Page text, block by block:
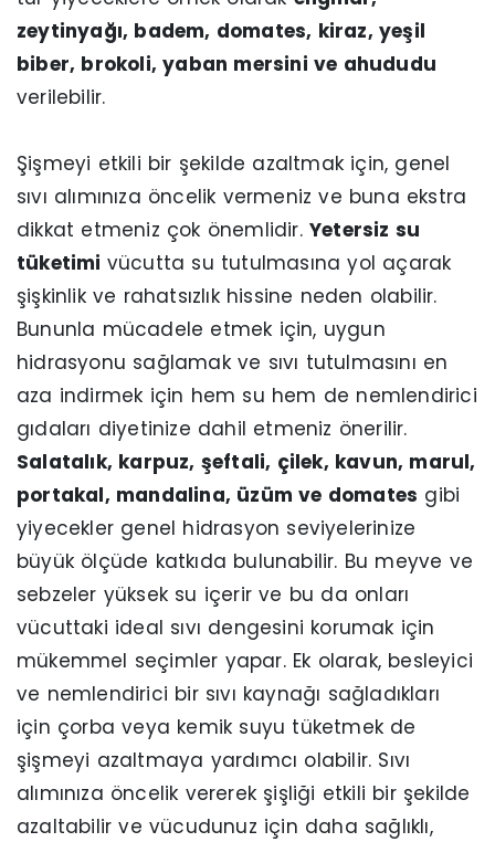
zeytinyağı, badem, domates, kiraz, yeşil
biber, brokoli, yaban mersini ve ahududu
verilebilir.
Şişmeyi etkili bir şekilde azaltmak için, genel
sıvı alımınıza öncelik vermeniz ve buna ekstra
dikkat etmeniz çok önemlidir. Yetersiz su
tüketimi vücutta su tutulmasına yol açarak
şişkinlik ve rahatsızlık hissine neden olabilir.
Bununla mücadele etmek için, uygun
hidrasyonu sağlamak ve sıvı tutulmasını en
aza indirmek için hem su hem de nemlendirici
gıdaları diyetinize dahil etmeniz önerilir.
Salatalık, karpuz, şeftali, çilek, kavun, marul,
portakal, mandalina, üzüm ve domates gibi
yiyecekler genel hidrasyon seviyelerinize
büyük ölçüde katkıda bulunabilir. Bu meyve ve
sebzeler yüksek su içerir ve bu da onları
vücuttaki ideal sıvı dengesini korumak için
mükemmel seçimler yapar. Ek olarak, besleyici
ve nemlendirici bir sıvı kaynağı sağladıkları
için çorba veya kemik suyu tüketmek de
şişmeyi azaltmaya yardımcı olabilir. Sıvı
alımınıza öncelik vererek şişliği etkili bir şekilde
azaltabilir ve vücudunuz için daha sağlıklı,